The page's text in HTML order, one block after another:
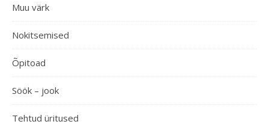
Muu värk
Nokitsemised
Õpitoad
Söök – jook
Tehtud üritused